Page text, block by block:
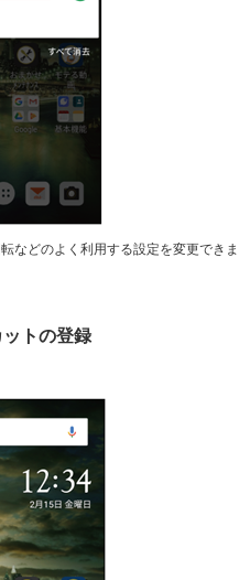
などのよく利用する設定を変更できま
トの登録